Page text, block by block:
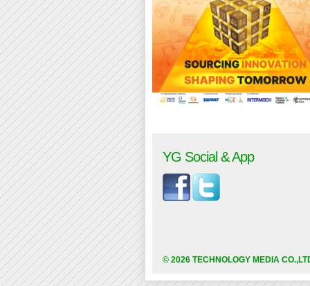
YG Social & App
© 2026 TECHNOLOGY MEDIA